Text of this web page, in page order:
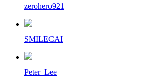
zerohero921
SMILECAI
Peter_Lee